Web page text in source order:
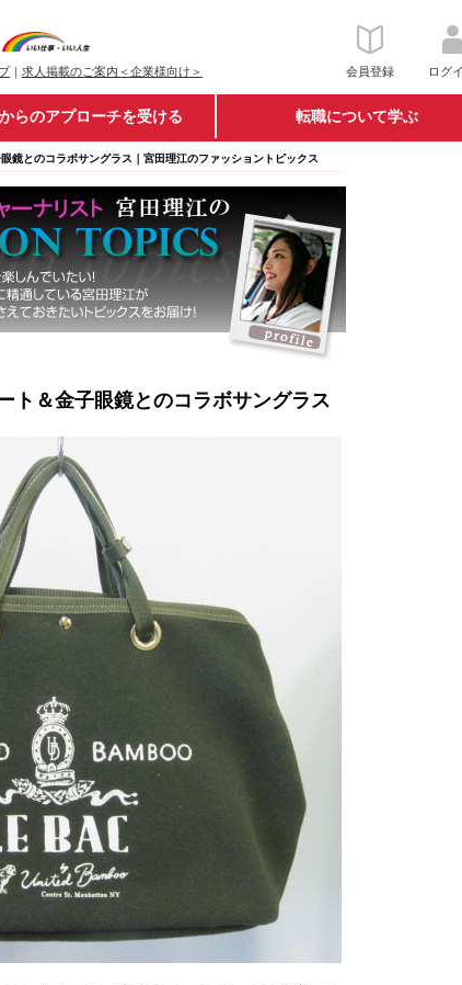
｜ 求人掲載のご案内＜企業様向け＞ 会員登録 ログ
らのアプローチを受ける 転職について学ぶ
鏡とのコラボサングラス｜宮田理江のファッショントピックス
ト＆金子眼鏡とのコラボサングラス